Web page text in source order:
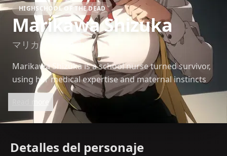
HIGHSCHOOL OF THE DEAD
Marikawa Shizuka
マリカワ・シズカ
Marikawa Shizuka is a school nurse turned survivor,
using her medical expertise and maternal instincts
to help others in the post-apocalyptic world of
*Highschool of the Dead*.
Detalles del personaje